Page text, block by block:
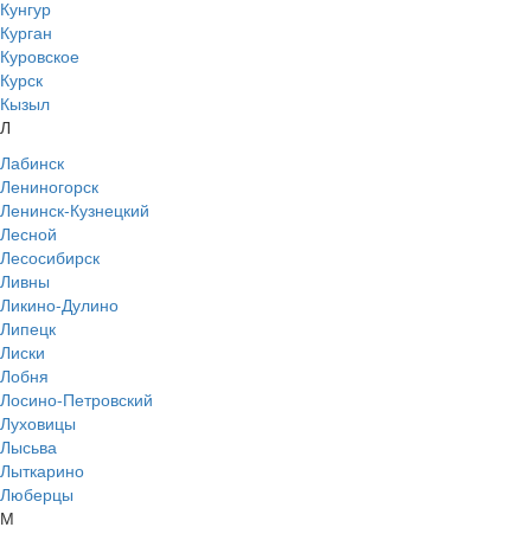
Кунгур
Курган
Куровское
Курск
Кызыл
Л
Лабинск
Лениногорск
Ленинск-Кузнецкий
Лесной
Лесосибирск
Ливны
Ликино-Дулино
Липецк
Лиски
Лобня
Лосино-Петровский
Луховицы
Лысьва
Лыткарино
Люберцы
М